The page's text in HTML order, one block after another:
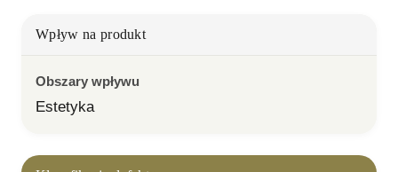
Wpływ na produkt
Obszary wpływu
Estetyka